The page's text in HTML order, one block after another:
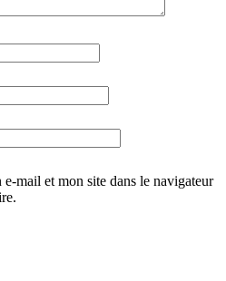
mail et mon site dans le navigateur